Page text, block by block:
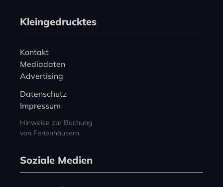
Kleingedrucktes
Kontakt
Mediadaten
Advertising
Datenschutz
Impressum
Hinweise zur Buchung
von Ferienhäusern
Soziale Medien